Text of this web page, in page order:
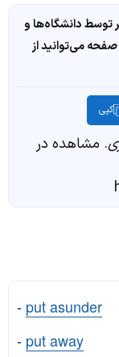
توسط دانشگاه‌ها و
می‌توانید از
کپی
. مشاهده در
- put asunder
- put away